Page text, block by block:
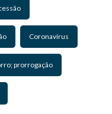
Coronavírus
prorrogação